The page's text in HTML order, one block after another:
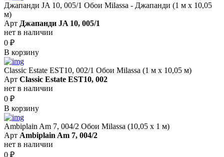
Джапанди JA 10, 005/1 Обои Milassa - Джапанди (1 м х 10,05
м)
Арт Джапанди JA 10, 005/1
нет в наличии
0 ₽
В корзину
Classic Estate EST10, 002/1 Обои Milassa (1 м х 10,05 м)
Арт Classic Estate EST10, 002
нет в наличии
0 ₽
В корзину
Ambiplain Am 7, 004/2 Обои Milassa (10,05 х 1 м)
Арт Ambiplain Am 7, 004/2
нет в наличии
0 ₽